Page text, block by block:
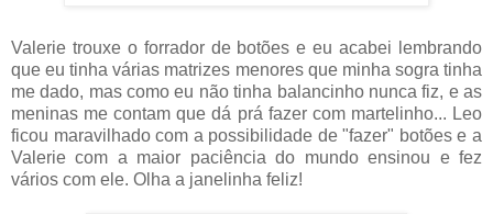
Valerie trouxe o forrador de botões e eu acabei lembrando
que eu tinha várias matrizes menores que minha sogra tinha
me dado, mas como eu não tinha balancinho nunca fiz, e as
meninas me contam que dá prá fazer com martelinho... Leo
ficou maravilhado com a possibilidade de "fazer" botões e a
Valerie com a maior paciência do mundo ensinou e fez
vários com ele. Olha a janelinha feliz!